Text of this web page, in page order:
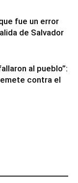
fue un error
de Salvador
al pueblo”:
contra el